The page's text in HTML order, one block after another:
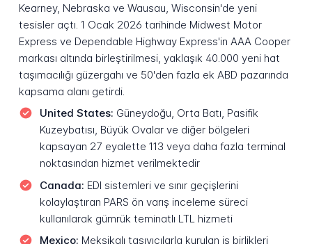
Kearney, Nebraska ve Wausau, Wisconsin'de yeni
tesisler açtı. 1 Ocak 2026 tarihinde Midwest Motor
Express ve Dependable Highway Express'in AAA Cooper
markası altında birleştirilmesi, yaklaşık 40.000 yeni hat
taşımacılığı güzergahı ve 50'den fazla ek ABD pazarında
kapsama alanı getirdi.
United States: Güneydoğu, Orta Batı, Pasifik
Kuzeybatısı, Büyük Ovalar ve diğer bölgeleri
kapsayan 27 eyalette 113 veya daha fazla terminal
noktasından hizmet verilmektedir
Canada: EDI sistemleri ve sınır geçişlerini
kolaylaştıran PARS ön varış inceleme süreci
kullanılarak gümrük teminatlı LTL hizmeti
Mexico: Meksikalı taşıyıcılarla kurulan iş birlikleri